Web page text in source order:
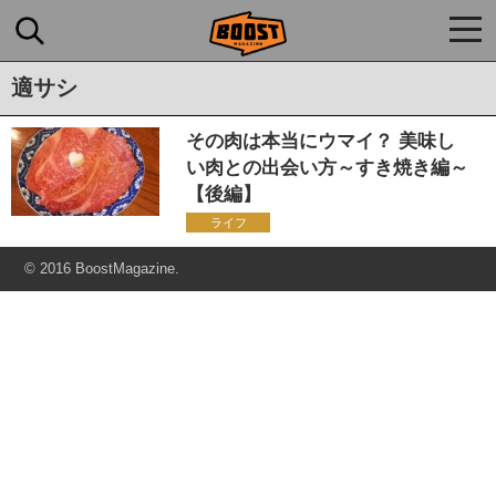
適サシ
その肉は本当にウマイ？ 美味し
い肉との出会い方～すき焼き編～
【後編】
ライフ
© 2016 BoostMagazine.